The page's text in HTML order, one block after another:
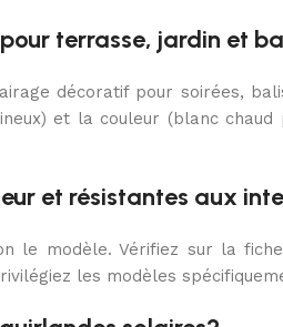
terrasse, jardin et
décoratif pour soirées,
et la couleur (blanc
et résistantes aux
le modèle. Vérifiez sur la
les modèles